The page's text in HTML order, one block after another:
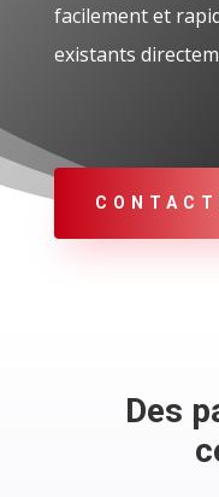
facilement et
existants
Des